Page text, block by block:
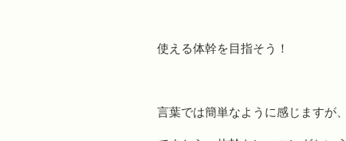
使える体幹を目指そう！
言葉では簡単なように感じますが